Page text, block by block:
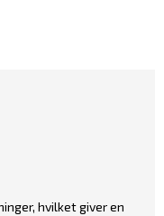
hvilket giver en